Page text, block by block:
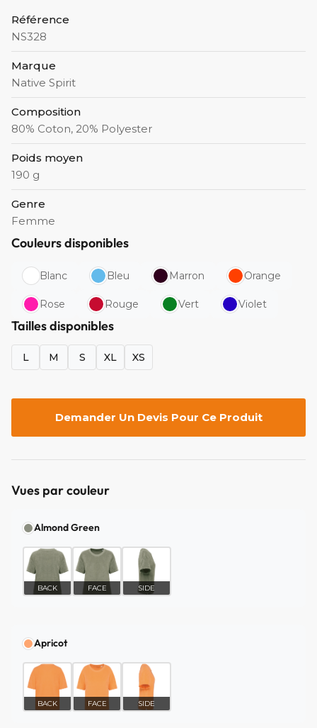
Référence
NS328
Marque
Native Spirit
Composition
80% Coton, 20% Polyester
Poids moyen
190 g
Genre
Femme
Couleurs disponibles
Blanc Bleu Marron Orange
Rose Rouge Vert Violet
Tailles disponibles
L M S XL XS
Demander Un Devis Pour Ce Produit
Vues par couleur
Almond Green
BACK FACE SIDE
Apricot
BACK FACE SIDE